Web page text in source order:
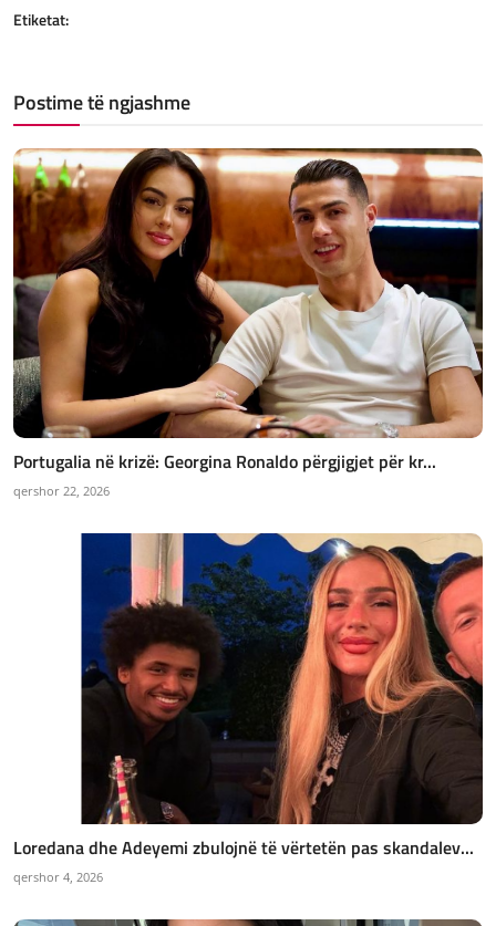
Etiketat:
Postime të ngjashme
Portugalia në krizë: Georgina Ronaldo përgjigjet për kr...
qershor 22, 2026
Loredana dhe Adeyemi zbulojnë të vërtetën pas skandalev...
qershor 4, 2026